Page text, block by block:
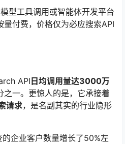
型工具调用或智能体开发平台
付费，价格仅为必应搜索API
API 日均调用量达3000万
之一。更惊人的是，它承接着
请求，是名副其实的行业隐形
企业客户数量增长了50%左